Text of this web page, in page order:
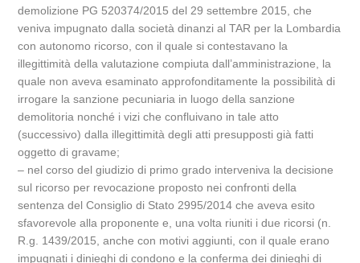
demolizione PG 520374/2015 del 29 settembre 2015, che
veniva impugnato dalla società dinanzi al TAR per la Lombardia
con autonomo ricorso, con il quale si contestavano la
illegittimità della valutazione compiuta dall’amministrazione, la
quale non aveva esaminato approfonditamente la possibilità di
irrogare la sanzione pecuniaria in luogo della sanzione
demolitoria nonché i vizi che confluivano in tale atto
(successivo) dalla illegittimità degli atti presupposti già fatti
oggetto di gravame;
– nel corso del giudizio di primo grado interveniva la decisione
sul ricorso per revocazione proposto nei confronti della
sentenza del Consiglio di Stato 2995/2014 che aveva esito
sfavorevole alla proponente e, una volta riuniti i due ricorsi (n.
R.g. 1439/2015, anche con motivi aggiunti, con il quale erano
impugnati i dinieghi di condono e la conferma dei dinieghi di